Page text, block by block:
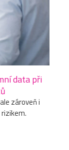
data při
zároveň i